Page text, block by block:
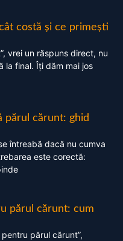
costă și ce primești
vrei un răspuns direct, nu
la final. Îți dăm mai jos
părul cărunt: ghid
întreabă dacă nu cumva
este corectă:
părul cărunt: cum
părul cărunt”,